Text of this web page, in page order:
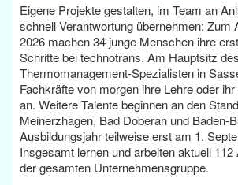
Eigene Projekte gestalten, im Team an
schnell Verantwortung übernehmen: Zum
2026 machen 34 junge Menschen ihre
Schritte bei technotrans. Am Hauptsitz des
Thermomanagement-Spezialisten in
Fachkräfte von morgen ihre Lehre oder
an. Weitere Talente beginnen an den
Meinerzhagen, Bad Doberan und Baden-
Ausbildungsjahr teilweise erst am 1.
Insgesamt lernen und arbeiten aktuell
der gesamten Unternehmensgruppe.